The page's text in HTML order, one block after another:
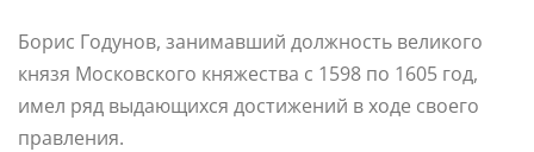
Борис Годунов, занимавший должность великого
князя Московского княжества с 1598 по 1605 год,
имел ряд выдающихся достижений в ходе своего
правления.